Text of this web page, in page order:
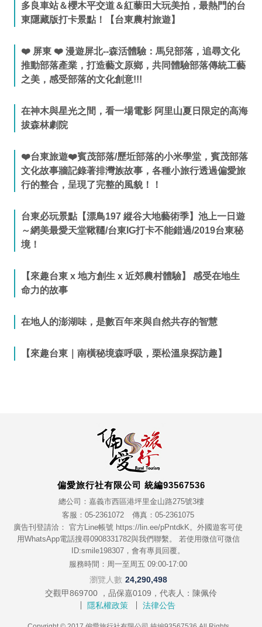
多良車站＆櫻木平交道＆紅藜田大玩美拍，最熱門的台
東隱藏版打卡景點！【台東農村旅遊】
❤️ 屏東 ❤️ 漫遊屏北--森活體驗：馬兒部落，追尋文化
推動部落產業，打造藝文原鄉，共同體驗部落傳統工藝
之美，感受部落的文化創意!!!
在神木與星光之間，看一場電影 阿里山夏日限定的高海
拔森林劇院
❤️台東旅遊❤️賓茂部落/歷坵部落的小米學堂，賓茂部落
文化故事牆記錄著排灣族故事，各種小旅行透過偏愛旅
行的整合，呈現了完整的風貌！！
台東必玩景點【漂鳥197 縱谷大地藝術季】池上一日遊
～網美最愛天堂鞦韆/台東IG打卡不能錯過/2019台東秘
境！
【來趣台東 x 地方創生 x 近郊農村體驗】 感受在地生
命力的故事
在地人的澎湖味，是數百年來與自然共存的智慧
【來趣台東｜南橫秘境森呼吸，栗松溫泉探訪趣】
偏愛旅行社有限公司 統編93567536
總公司：嘉義市西區港坪里金山路275號3樓
客服：05-2361072
傳真：05-2361075
廣告刊登請洽： 官方Line帳號 https://lin.ee/pPntdkK。外國遊客可使
用WhatsApp電話搜尋0908331782與我們聯繫。 若使用微信可微信
ID:smile198307，會有專員回覆。
服務時間：周一至周五 09:00-17:00
瀏覽人數 24,290,498
交觀甲869700 ，品保嘉0109，代表人：陳佩伶
隱私權政策
法律公告